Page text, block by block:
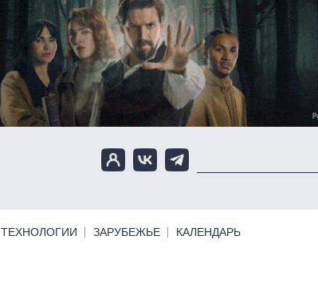
ТЕХНОЛОГИИ ЗАРУБЕЖЬЕ КАЛЕНДАРЬ